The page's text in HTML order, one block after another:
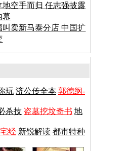
地空手而归 任志强披露
幕
叫卖新马泰分店 中国扩
玩 济公传全本 郭德纲-
杀技 盗墓挖坟奇书 地
经 新锐解读 都市特种